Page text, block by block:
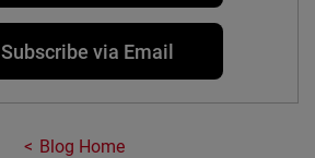
Subscribe via Email
Blog Home